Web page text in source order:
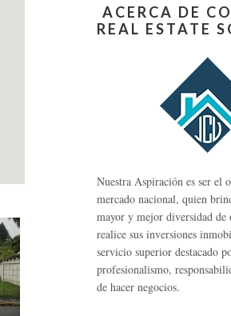
ACERCA DE
REAL ESTATE
Nuestra Aspiración es ser el
mercado nacional, quien
mayor y mejor diversidad de
realice sus inversiones
servicio superior destacado
profesionalismo,
de hacer negocios.